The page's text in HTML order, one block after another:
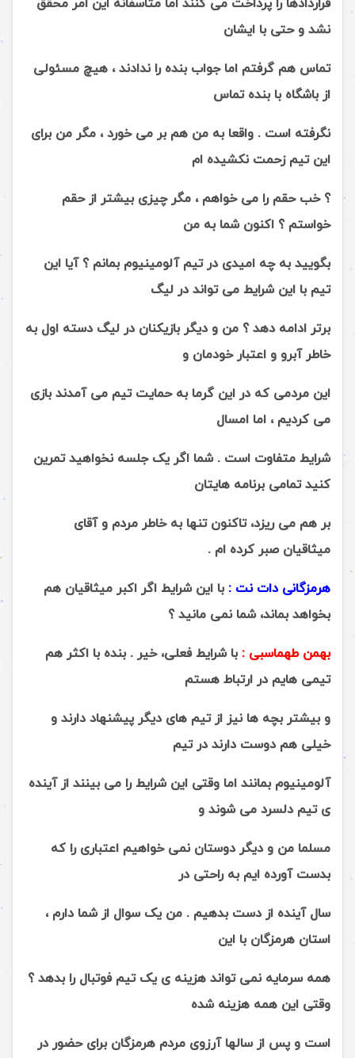
قراردادها را پرداخت می کنند اما متاسفانه این امر محقق
نشد و حتی با ایشان
تماس هم گرفتم اما جواب بنده را ندادند ، هیچ مسئولی
از باشگاه با بنده تماس
نگرفته است . واقعا به من هم بر می خورد ، مگر من برای
این تیم زحمت نکشیده ام
؟ خب حقم را می خواهم ، مگر چیزی بیشتر از حقم
خواستم ؟ اکنون شما به من
بگویید به چه امیدی در تیم آلومینیوم بمانم ؟ آیا این
تیم با این شرایط می تواند در لیگ
برتر ادامه دهد ؟ من و دیگر بازیکنان در لیگ دسته اول به
خاطر آبرو و اعتبار خودمان و
این مردمی که در این گرما به حمایت تیم می آمدند بازی
می کردیم ، اما امسال
شرایط متفاوت است . شما اگر یک جلسه نخواهید تمرین
کنید تمامی برنامه هایتان
بر هم می ریزد، تاکنون تنها به خاطر مردم و آقای
میثاقیان صبر کرده ام .
هرمزگانی دات نت :با این شرایط اگر اکبر میثاقیان هم
بخواهد بماند، شما نمی مانید ؟
بهمن طهماسبی : با شرایط فعلی، خیر . بنده با اکثر هم
تیمی هایم در ارتباط هستم
و بیشتر بچه ها نیز از تیم های دیگر پیشنهاد دارند و
خیلی هم دوست دارند در تیم
آلومینیوم بمانند اما وقتی این شرایط را می بینند از آینده
ی تیم دلسرد می شوند و
مسلما من و دیگر دوستان نمی خواهیم اعتباری را که
بدست آورده ایم به راحتی در
سال آینده از دست بدهیم . من یک سوال از شما دارم ،
استان هرمزگان با این
همه سرمایه نمی تواند هزینه ی یک تیم فوتبال را بدهد ؟
وقتی این همه هزینه شده
است و پس از سالها آرزوی مردم هرمزگان برای حضور در